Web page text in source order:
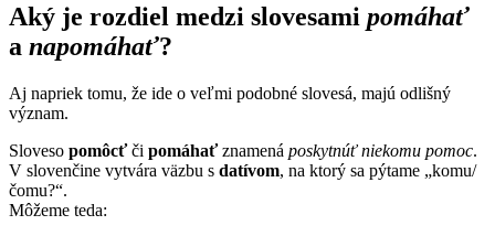
Aký je rozdiel medzi slovesami pomáhať
a napomáhať?
Aj napriek tomu, že ide o veľmi podobné slovesá, majú odlišný
význam.
Sloveso pomôcťči pomáhaťznamená poskytnúť niekomu pomoc.
V slovenčine vytvára väzbu s datívom, na ktorý sa pýtame „komu/
čomu?“.
Môžeme teda: